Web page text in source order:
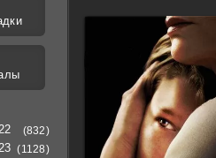
(832)
(1128)